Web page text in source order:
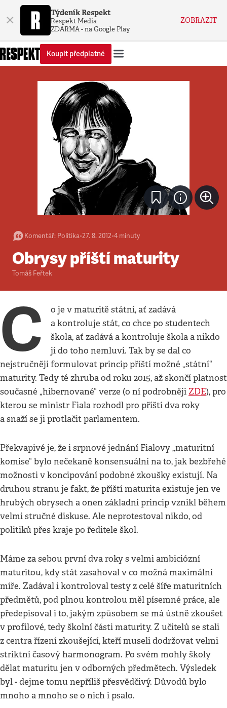
× Týdeník Respekt
Respekt Media
ZDARMA - na Google Play
ZOBRAZIT
Koupit předplatné
Komentář: Politika•27. 8. 2012•4 minuty
Obrysy příští maturity
Tomáš Feřtek
C
o je v maturitě státní, ať zadává
a kontroluje stát, co chce po studentech
škola, ať zadává a kontroluje škola a nikdo
jí do toho nemluví. Tak by se dal co
nejstručněji formulovat princip příští možné „státní“
maturity. Tedy té zhruba od roku 2015, až skončí platnost
současné „hibernované“ verze (o ní podrobnějiZDE), pro
kterou se ministr Fiala rozhodl pro příští dva roky
a snaží se ji protlačit parlamentem.
Překvapivé je, že i srpnové jednání Fialovy „maturitní
komise“ bylo nečekaně konsensuální na to, jak bezbřehé
možnosti v koncipování podobné zkoušky existují. Na
druhou stranu je fakt, že příští maturita existuje jen ve
hrubých obrysech a onen základní princip vznikl během
velmi stručné diskuse. Ale neprotestoval nikdo, od
politiků přes kraje po ředitele škol.
Máme za sebou první dva roky s velmi ambiciózní
maturitou, kdy stát zasahoval v co možná maximální
míře. Zadával i kontroloval testy z celé šíře maturitních
předmětů, pod plnou kontrolou měl písemné práce, ale
předepisoval i to, jakým způsobem se má ústně zkoušet
v profilové, tedy školní části maturity. Z učitelů se stali
z centra řízení zkoušející, kteří museli dodržovat velmi
striktní časový harmonogram. Po svém mohly školy
dělat maturitu jen v odborných předmětech. Výsledek
byl - dejme tomu nepříliš přesvědčivý. Důvodů bylo
mnoho a mnoho se o nich i psalo.